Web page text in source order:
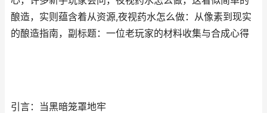
酿造，实则蕴含着从资源,夜视药水怎么做：从像素到现实
的酿造指南，副标题：一位老玩家的材料收集与合成心得
引言：当黑暗笼罩地牢